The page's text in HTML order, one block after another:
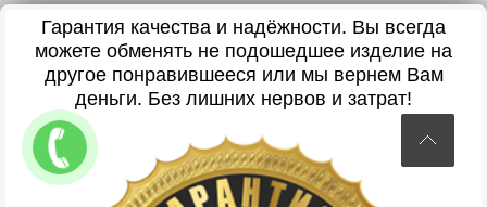
Гарантия качества и надёжности. Вы всегда
можете обменять не подошедшее изделие на
другое понравившееся или мы вернем Вам
деньги. Без лишних нервов и затрат!